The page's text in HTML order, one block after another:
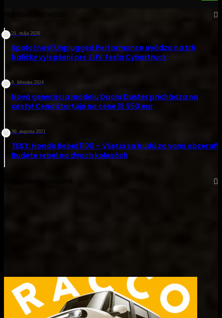
21. mája 2026
Spoločnosť Unplugged Performance uvádza na trh
balíčky vylepšení pre SUV Tesla Cybertruck
8. februára 2024
Nová generácia modelu Dacia Duster prichádza na
cesty! Cena štartuje na cene 18 950 eur
30. augusta 2021
TEST: Honda Rebel 1100 – Všetci sa budú za vami obzerať!
Budete rebel na dvoch kolesách